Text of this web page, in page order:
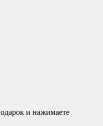
и нажимаете